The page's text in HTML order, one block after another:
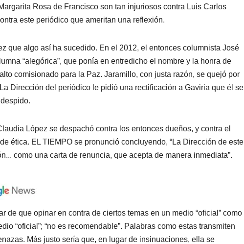
Rosa de Francisco son tan injuriosos contra Luis Carlos
este periódico que ameritan una reflexión.
que algo así ha sucedido. En el 2012, el entonces columnista José
“alegórica”, que ponía en entredicho el nombre y la honra de
comisionado para la Paz. Jaramillo, con justa razón, se quejó por
Dirección del periódico le pidió una rectificación a Gaviria que él se
López se despachó contra los entonces dueños, y contra el
ética. EL TIEMPO se pronunció concluyendo, “La Dirección de este
como una carta de renuncia, que acepta de manera inmediata”.
de que opinar en contra de ciertos temas en un medio “oficial” como
“oficial”; “no es recomendable”. Palabras como estas transmiten
Más justo sería que, en lugar de insinuaciones, ella se